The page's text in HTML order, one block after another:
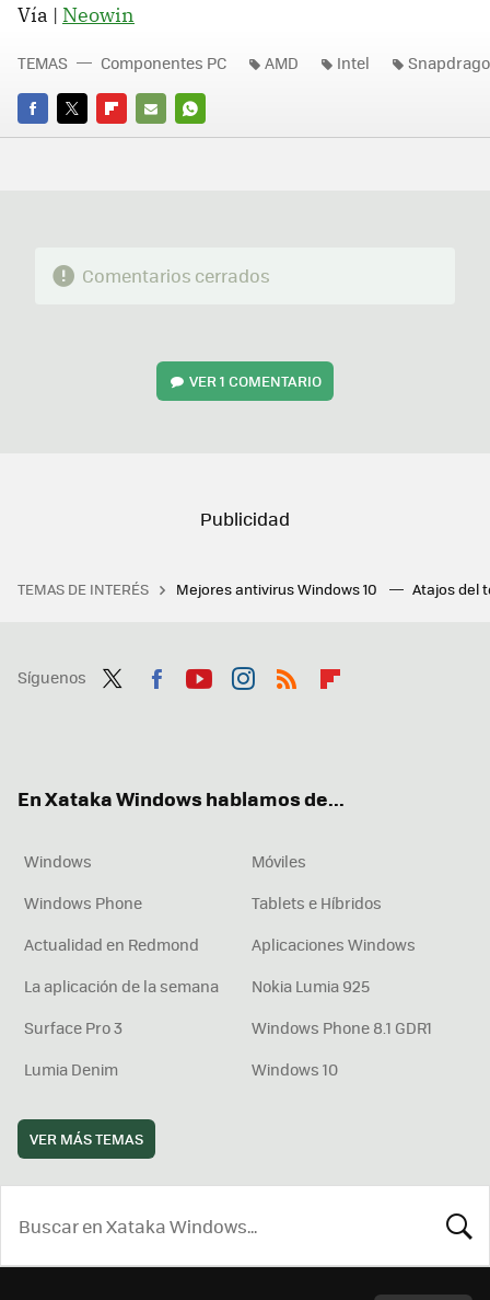
Vía | Neowin
FACEBOOK
TWITTERFLIPBOARD
E-
WHATSAPP
TEMAS Componentes PC AMD Intel
Comentarios cerrados
VER1 COMENTARIO
TEMAS DE INTERÉS Mejores antivirus Windows 10 Atajos del
Síguenos
En Xataka Windows hablamos de...
Windows
Móviles
Windows Phone
Tablets e Híbridos
Actualidad en Redmond
Aplicaciones Windows
La aplicación de la semana
Nokia Lumia 925
Surface Pro 3
Windows Phone 8.1 GDR1
Lumia Denim
Windows 10
VER MÁS TEMAS